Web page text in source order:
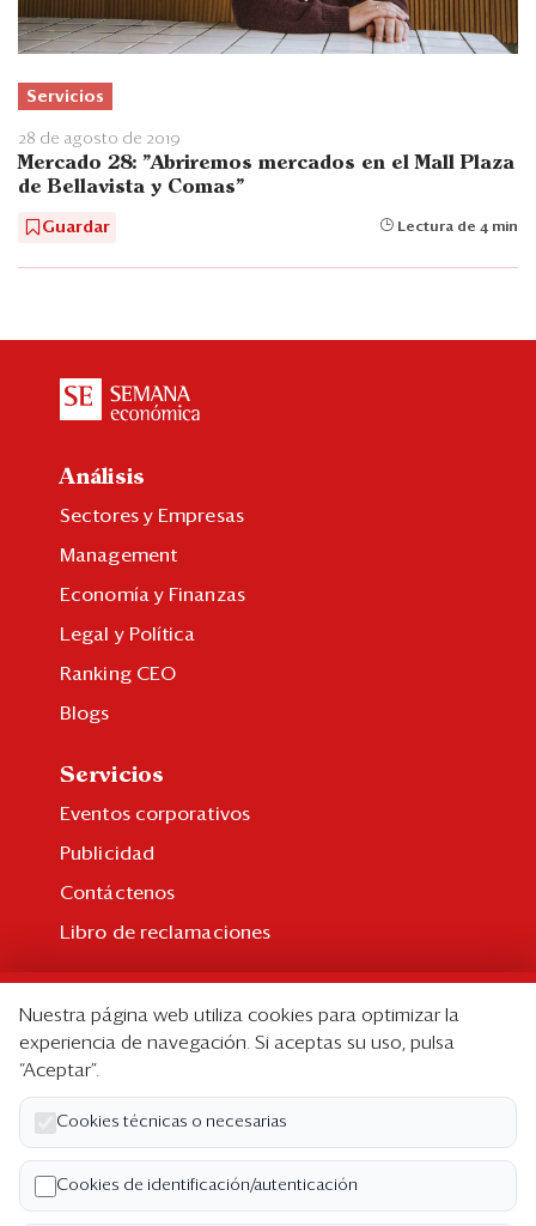
Servicios
28 de agosto de 2019
Mercado 28: "Abriremos mercados en el Mall Plaza
de Bellavista y Comas"
Guardar Lectura de 4 min
Análisis
Sectores y Empresas
Management
Economía y Finanzas
Legal y Política
Ranking CEO
Blogs
Servicios
Eventos corporativos
Publicidad
Contáctenos
Libro de reclamaciones
Suscripción individual
Paquetes corporativos
Edición Impresa
Nosotros
Quiénes somos
Nuestra página web utiliza cookies para optimizar la
experiencia de navegación. Si aceptas su uso, pulsa
“Aceptar”.
Cookies técnicas o necesarias
Cookies de identificación/autenticación